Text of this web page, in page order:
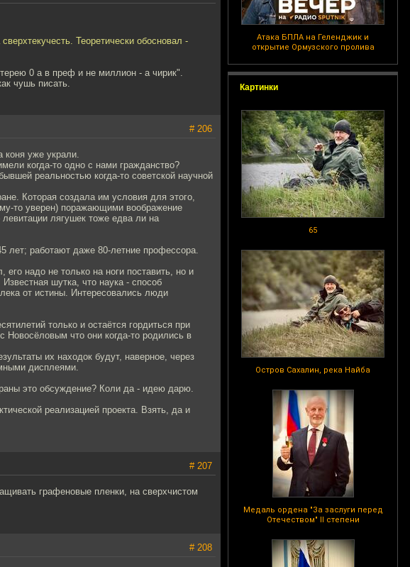
Атака БПЛА на Геленджик и
открытие Ормузского пролива
Картинки
65
Остров Сахалин, река Найба
Медаль ордена "За заслуги перед
Отечеством" II степени
Теоретически обосновал -
0 а в преф и не миллион - а чирик".
чушь писать.
# 206
коня уже украли.
когда-то одно с нами гражданство?
реальностью когда-то советской научной
Которая создала им условия для этого,
то уверен) поражающими воображение
лягушек тоже едва ли на
работают даже 80-летние профессора.
надо не только на ноги поставить, но и
шутка, что наука - способ
от истины. Интересовались люди
только и остаётся гордиться при
Новосёловым что они когда-то родились в
их находок будут, наверное, через
дисплеями.
это обсуждение? Коли да - идею дарю.
реализацией проекта. Взять, да и
# 207
графеновые пленки, на сверхчистом
# 208